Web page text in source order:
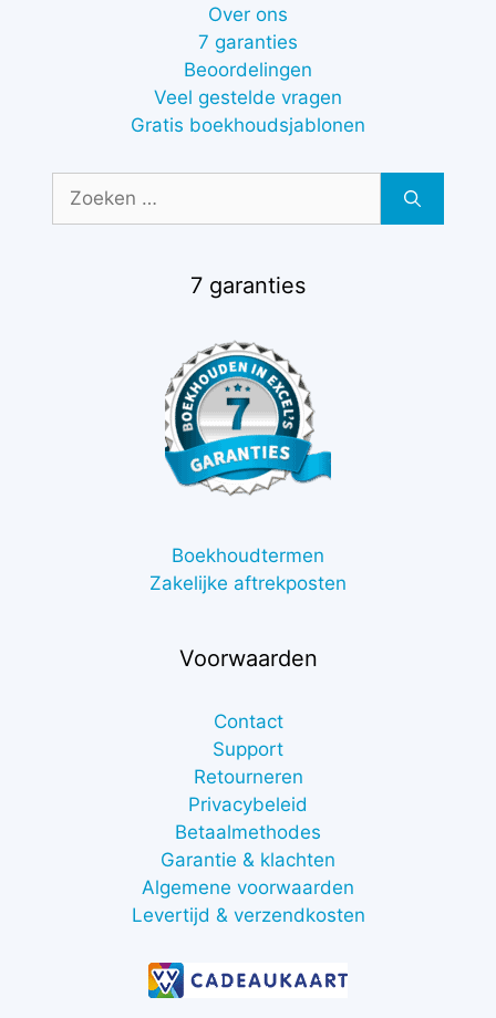
Over ons
7 garanties
Beoordelingen
Veel gestelde vragen
Gratis boekhoudsjablonen
Zoek
7 garanties
Boekhoudtermen
Zakelijke aftrekposten
Voorwaarden
Contact
Support
Retourneren
Privacybeleid
Betaalmethodes
Garantie & klachten
Algemene voorwaarden
Levertijd & verzendkosten